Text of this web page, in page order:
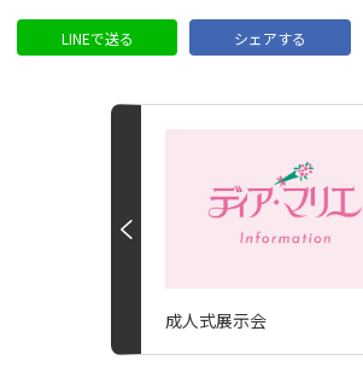
LINEで送る シェアする
成人式展示会